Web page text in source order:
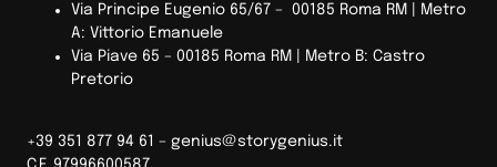
Via Principe Eugenio 65/67 – 00185 Roma RM |
Metro
A: Vittorio Emanuele
Via Piave 65 – 00185 Roma RM | Metro B: Castro
Pretorio
+39 351 877 94 61 – genius@storygenius.it